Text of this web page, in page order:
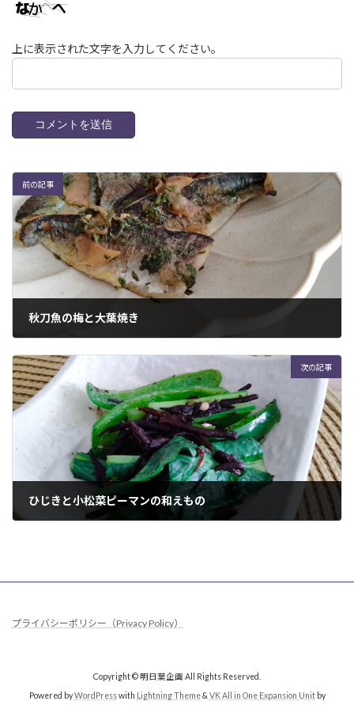
上に表示された文字を入力してください。
前の記事
秋刀魚の梅と大葉焼き
次の記事
ひじきと小松菜ピーマンの和えもの
プライバシーポリシー（Privacy Policy）
Copyright © 明日葉企画 All Rights Reserved.
Powered byWordPresswith Lightning Theme& VK All in One Expansion Unitby